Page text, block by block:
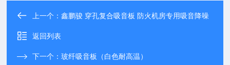
上一个：鑫鹏骏 穿孔复合吸音板 防火机房专用吸音降噪
返回列表
下一个：玻纤吸音板（白色耐高温）